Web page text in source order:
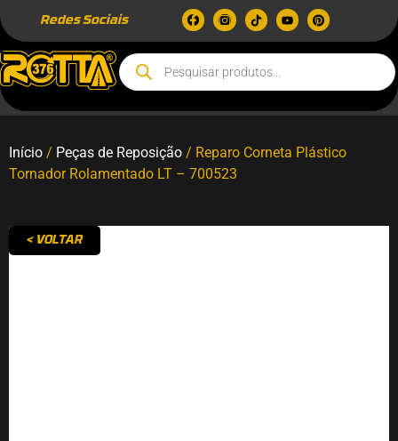
Redes Sociais
Início / Peças de Reposição / Reparo Corneta Plástico
Tornador Rolamentado LT – 700523
< VOLTAR